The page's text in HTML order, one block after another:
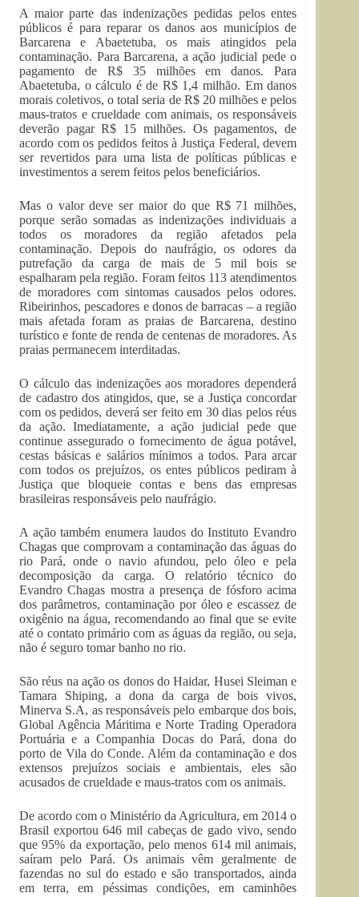
A maior parte das indenizações pedidas pelos entes
públicos é para reparar os danos aos municípios de
Barcarena e Abaetetuba, os mais atingidos pela
contaminação. Para Barcarena, a ação judicial pede o
pagamento de R$ 35 milhões em danos. Para
Abaetetuba, o cálculo é de R$ 1,4 milhão. Em danos
morais coletivos, o total seria de R$ 20 milhões e pelos
maus-tratos e crueldade com animais, os responsáveis
deverão pagar R$ 15 milhões. Os pagamentos, de
acordo com os pedidos feitos à Justiça Federal, devem
ser revertidos para uma lista de políticas públicas e
investimentos a serem feitos pelos beneficiários.
Mas o valor deve ser maior do que R$ 71 milhões,
porque serão somadas as indenizações individuais a
todos os moradores da região afetados pela
contaminação. Depois do naufrágio, os odores da
putrefação da carga de mais de 5 mil bois se
espalharam pela região. Foram feitos 113 atendimentos
de moradores com sintomas causados pelos odores.
Ribeirinhos, pescadores e donos de barracas – a região
mais afetada foram as praias de Barcarena, destino
turístico e fonte de renda de centenas de moradores. As
praias permanecem interditadas.
O cálculo das indenizações aos moradores dependerá
de cadastro dos atingidos, que, se a Justiça concordar
com os pedidos, deverá ser feito em 30 dias pelos réus
da ação. Imediatamente, a ação judicial pede que
continue assegurado o fornecimento de água potável,
cestas básicas e salários mínimos a todos. Para arcar
com todos os prejuízos, os entes públicos pediram à
Justiça que bloqueie contas e bens das empresas
brasileiras responsáveis pelo naufrágio.
A ação também enumera laudos do Instituto Evandro
Chagas que comprovam a contaminação das águas do
rio Pará, onde o navio afundou, pelo óleo e pela
decomposição da carga. O relatório técnico do
Evandro Chagas mostra a presença de fósforo acima
dos parâmetros, contaminação por óleo e escassez de
oxigênio na água, recomendando ao final que se evite
até o contato primário com as águas da região, ou seja,
não é seguro tomar banho no rio.
São réus na ação os donos do Haidar, Husei Sleiman e
Tamara Shiping, a dona da carga de bois vivos,
Minerva S.A, as responsáveis pelo embarque dos bois,
Global Agência Máritima e Norte Trading Operadora
Portuária e a Companhia Docas do Pará, dona do
porto de Vila do Conde. Além da contaminação e dos
extensos prejuízos sociais e ambientais, eles são
acusados de crueldade e maus-tratos com os animais.
De acordo com o Ministério da Agricultura, em 2014 o
Brasil exportou 646 mil cabeças de gado vivo, sendo
que 95% da exportação, pelo menos 614 mil animais,
saíram pelo Pará. Os animais vêm geralmente de
fazendas no sul do estado e são transportados, ainda
em terra, em péssimas condições, em caminhões